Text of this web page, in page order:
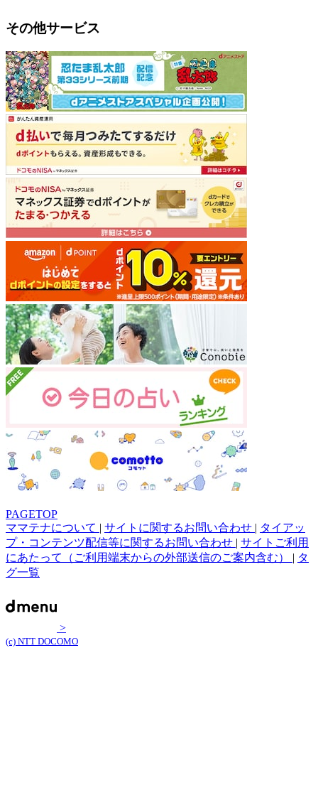
その他サービス
PAGETOP
ママテナについて | サイトに関するお問い合わせ | タイアッ
プ・コンテンツ配信等に関するお問い合わせ | サイトご利用
にあたって（ご利用端末からの外部送信のご案内含む） | タ
グ一覧
>
(c) NTT DOCOMO